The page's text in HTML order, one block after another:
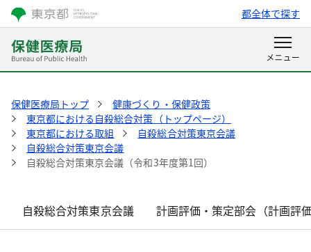
都全体で探す
保健医療局トップ
健康づくり・保健政策
東京都における自殺総合対策（トップページ）
東京都における取組
自殺総合対策東京会議
自殺総合対策東京会議
自殺総合対策東京会議（令和3年度第1回）
自殺総合対策東京会議 計画評価・策定部会（計画評